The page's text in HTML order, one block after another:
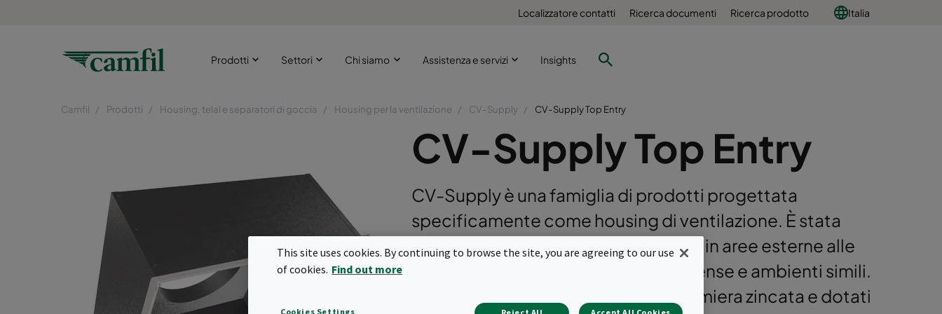
Localizzatore contatti Ricerca documenti Ricerca prodotto Italia
Prodotti Settori Chi siamo Assistenza e servizi Insights
Camfil Prodotti Housing, telai e separatori di goccia Housing per la ventilazione CV-Supply CV-Supply Top Entry
CV-Supply Top Entry
CV-Supply è una famiglia di prodotti progettata
specificamente come housing di ventilazione. È stata
sviluppata per installazioni a soffitto in aree esterne alle
cleanroom, come corridoi, uffici, mense e ambienti simili.
<br/>Gli housing sono realizzati in lamiera zincata e dotati
This site uses cookies. By continuing to browse the site, you are agreeing to our use
of cookies. Find out more
Cookies Settings